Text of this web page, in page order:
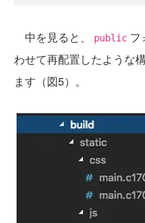
中を見ると、 public フ
わせて再配置したような
ます（図5）。